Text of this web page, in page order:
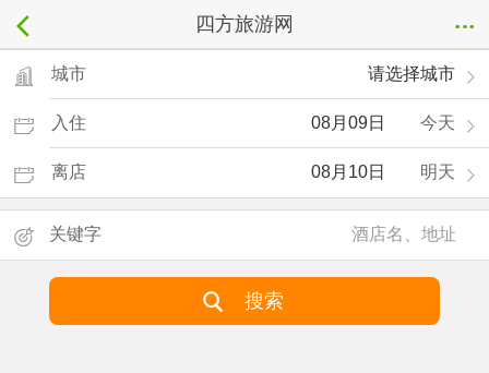
四方旅游网
城市 请选择城市
入住 08月09日 今天
离店 08月10日 明天
关键字
搜索